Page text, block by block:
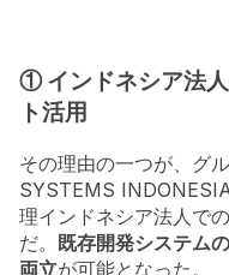
① インドネシア法
ト活用
その理由の一つが、グ
SYSTEMS
理インドネシア法人で
だ。 既存開発システム
両立が可能となった。